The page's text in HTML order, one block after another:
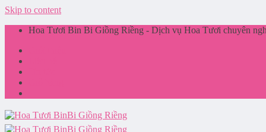
Skip to content
Hoa Tươi Bin Bi Giồng Riềng - Dịch vụ Hoa Tươi chuyên